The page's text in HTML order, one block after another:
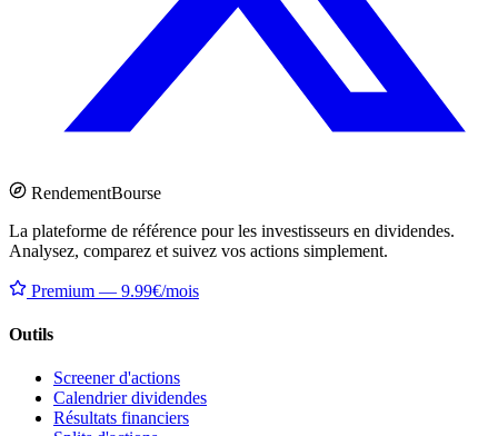
RendementBourse
La plateforme de référence pour les investisseurs en dividendes.
Analysez, comparez et suivez vos actions simplement.
Premium — 9.99€/mois
Outils
Screener d'actions
Calendrier dividendes
Résultats financiers